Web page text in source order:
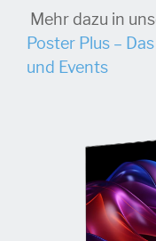
Mehr dazu in
Poster Plus –
und Events